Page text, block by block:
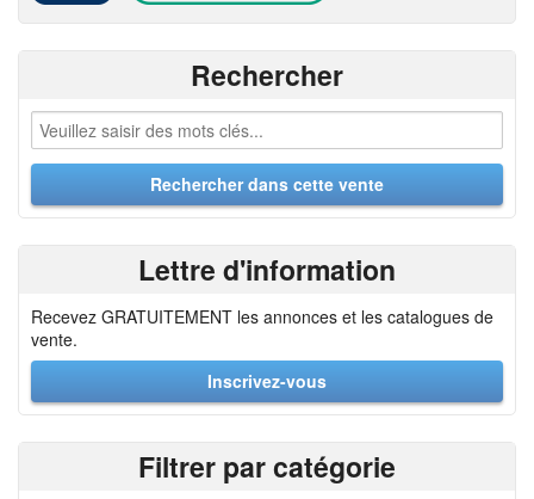
Rechercher
Lettre d'information
Recevez GRATUITEMENT les annonces et les catalogues de
vente.
Inscrivez-vous
Filtrer par catégorie